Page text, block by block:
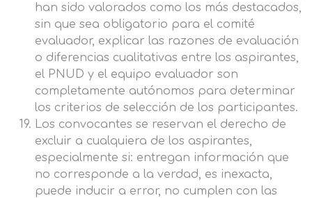
han sido valorados como los más destacados,
sin que sea obligatorio para el comité
evaluador, explicar las razones de evaluación
o diferencias cualitativas entre los aspirantes,
el PNUD y el equipo evaluador son
completamente autónomos para determinar
los criterios de selección de los participantes.
Los convocantes se reservan el derecho de
excluir a cualquiera de los aspirantes,
especialmente si: entregan información que
no corresponde a la verdad, es inexacta,
puede inducir a error, no cumplen con las